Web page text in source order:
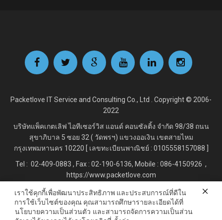
Packetlove IT Service and Consulting Co., Ltd . Copyright © 2006-
2022
บริษัทแพ็คเกตเลิฟ ไอทีเซอร์วิส แอนด์ คอนซัลติ้ง จำกัด 98/38 ถนน
สุขาภิบาล 5 ซอย 32 ( วัดพรฯ) แขวงออเงิน เขตสายไหม
กรุงเทพมหานคร 10220 [ เลขทะเบียนพาณิชย์ : 0105558157088 ]
Tel : 02-409-0883 , Fax : 02-190-6136, Mobile : 086-4150926 ,
https://www.packetlove.com
Line Official : @Packetlove.com
เราใช้คุกกี้เพื่อพัฒนาประสิทธิภาพ และประสบการณ์ที่ดีใน
การใช้เว็บไซต์ของคุณ คุณสามารถศึกษารายละเอียดได้ที่
นโยบายความเป็นส่วนตัว และสามารถจัดการความเป็นส่วน